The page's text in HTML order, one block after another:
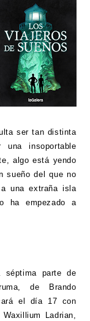
ser tan distinta
insoportable
algo está yendo
sueño del que no
una extraña isla
ha empezado a
séptima parte de
de Brando
el día 17 con
Ladrian,